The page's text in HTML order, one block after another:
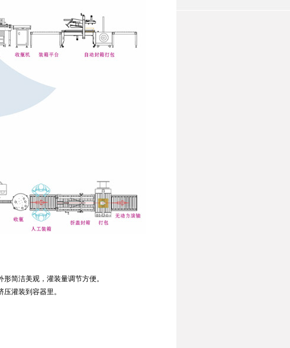
简洁美观，灌装量调节方便。
灌装到容器里。